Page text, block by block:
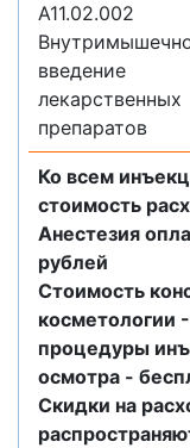
A11.02.002
введение
лекарственных
препаратов
Ко всем
стоимость
Анестезия
рублей
Стоимость
косметологии
процедуры
осмотра -
Скидки на